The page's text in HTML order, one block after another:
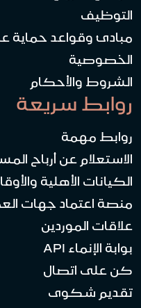
التوظيف
مبادئ وقواعد حماية
الخصوصية
الشروط والأحكام
روابط سريعة
روابط مهمة
الاستعلام عن أرباح
الكيانات الأهلية
منصة اعتماد جهات
علاقات الموردين
بوابة الإنماء API
كن على اتصال
تقديم شكوى